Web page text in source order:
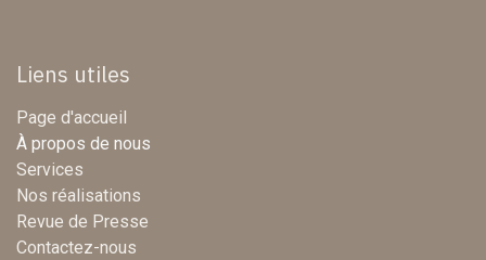
Liens utiles
Page d'accueil
À propos de nous
Services
Nos réalisations
Revue de Presse
Contactez-nous